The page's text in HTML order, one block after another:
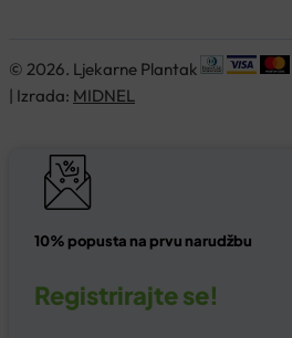
© 2026. Ljekarne Plantak
| Izrada: MIDNEL
10% popusta na prvu narudžbu
Registrirajte se!